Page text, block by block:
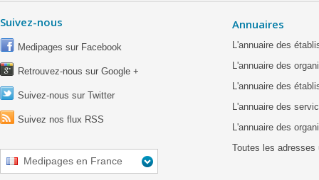
Suivez-nous
Medipages sur Facebook
Retrouvez-nous sur Google +
Suivez-nous sur Twitter
Suivez nos flux RSS
Medipages en France
Annuaires
L'annuaire des
L'annuaire des
L'annuaire des
L'annuaire des
L'annuaire des
Toutes les adresses